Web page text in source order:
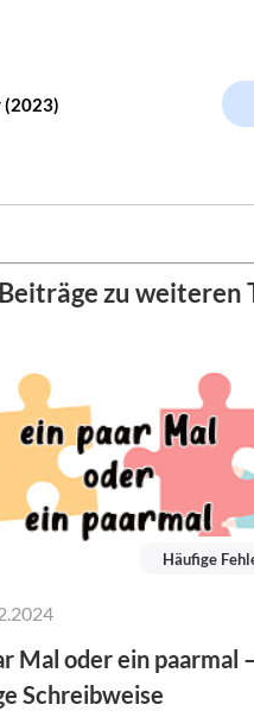
(2023)
zu weiteren
Häufige
Mal oder ein paarmal –
Schreibweise